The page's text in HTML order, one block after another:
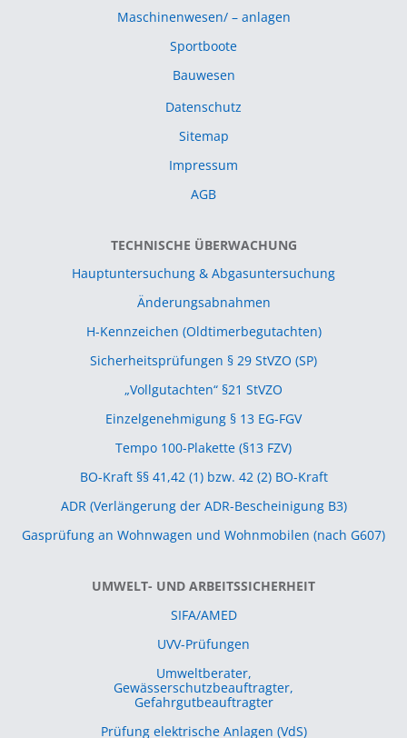
Maschinenwesen/ – anlagen
Sportboote
Bauwesen
Datenschutz
Sitemap
Impressum
AGB
TECHNISCHE ÜBERWACHUNG
Hauptuntersuchung & Abgasuntersuchung
Änderungsabnahmen
H-Kennzeichen (Oldtimerbegutachten)
Sicherheitsprüfungen § 29 StVZO (SP)
„Vollgutachten“ §21 StVZO
Einzelgenehmigung § 13 EG-FGV
Tempo 100-Plakette (§13 FZV)
BO-Kraft §§ 41,42 (1) bzw. 42 (2) BO-Kraft
ADR (Verlängerung der ADR-Bescheinigung B3)
Gasprüfung an Wohnwagen und Wohnmobilen (nach G607)
UMWELT- UND ARBEITSSICHERHEIT
SIFA/AMED
UVV-Prüfungen
Umweltberater,
Gewässerschutzbeauftragter,
Gefahrgutbeauftragter
Prüfung elektrische Anlagen (VdS)